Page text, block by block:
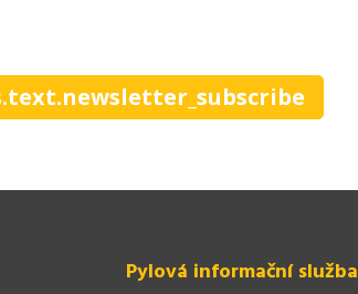
Pylová informační služba